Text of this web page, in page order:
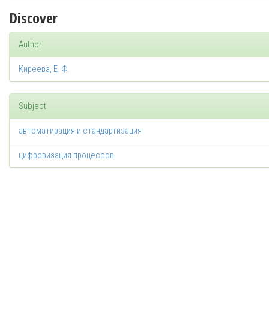
Discover
Author
Киреева, Е. Ф.
Subject
автоматизация и стандартизация
цифровизация процессов